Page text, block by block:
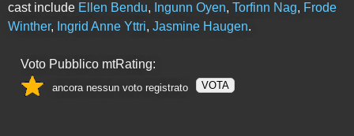
cast include Ellen Bendu, Ingunn Oyen, Torfinn Nag, Frode
Winther, Ingrid Anne Yttri, Jasmine Haugen.
Voto Pubblico mtRating:
ancora nessun voto registrato VOTA